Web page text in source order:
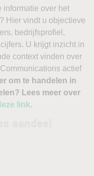
informatie over het
Hier vindt u objectieve
bedrijfsprofiel,
U krijgt inzicht in
context vinden over
actief
om te handelen in
Lees meer over
link.